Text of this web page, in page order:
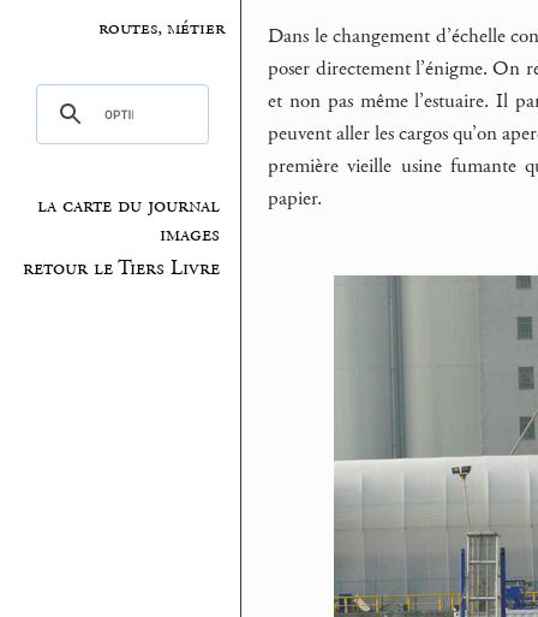
routes, métier
la carte du journal
images
retour le Tiers Livre
Dans le changement d’échelle
poser directement l’énigme. On
et non pas même l’estuaire. Il
peuvent aller les cargos qu’on
première vieille usine fumante
papier.